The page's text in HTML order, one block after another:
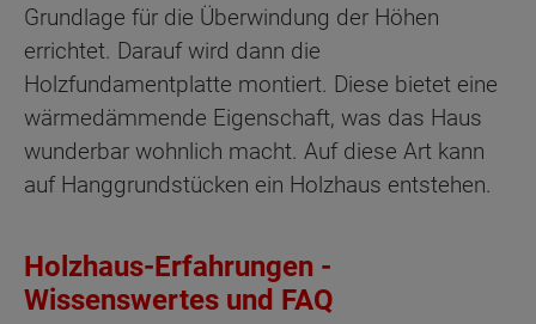
Grundlage für die Überwindung der Höhen
errichtet. Darauf wird dann die
Holzfundamentplatte montiert. Diese bietet eine
wärmedämmende Eigenschaft, was das Haus
wunderbar wohnlich macht. Auf diese Art kann
auf Hanggrundstücken ein Holzhaus entstehen.
Holzhaus-Erfahrungen -
Wissenswertes und FAQ